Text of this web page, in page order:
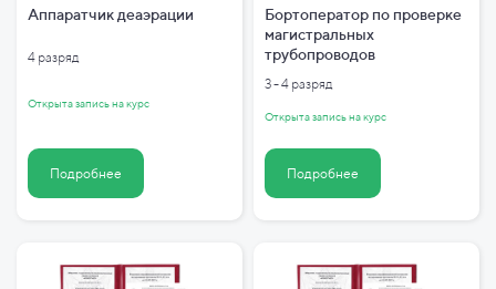
Аппаратчик деаэрации
4 разряд
Открыта запись на курс
Подробнее
Бортоператор по проверке
магистральных
трубопроводов
3 - 4 разряд
Открыта запись на курс
Подробнее